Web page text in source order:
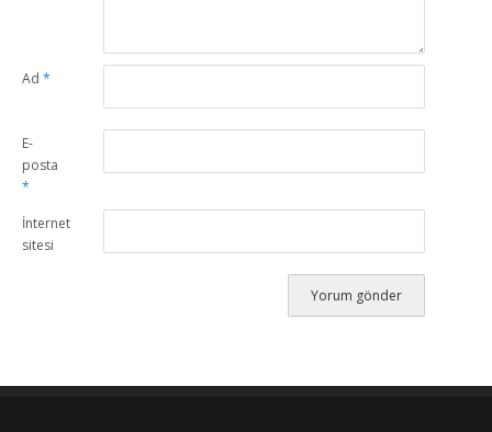
Ad*
E-
posta
*
İnternet
sitesi